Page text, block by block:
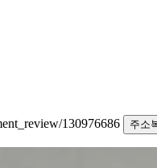
130976686
주소